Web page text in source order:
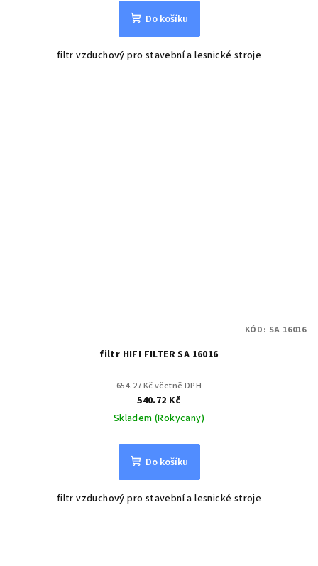
Do košíku
filtr vzduchový pro stavební a lesnické stroje
filtr HIFI FILTER SA 16016
654.27 Kč včetně DPH
540.72 Kč
Skladem (Rokycany)
Do košíku
filtr vzduchový pro stavební a lesnické stroje
KÓD: SA 16016